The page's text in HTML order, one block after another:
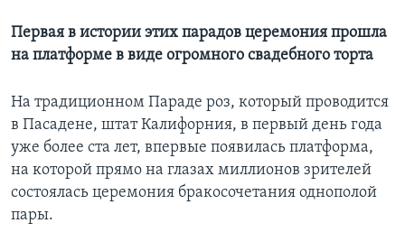
Первая в истории этих парадов церемония прошла
на платформе в виде огромного свадебного торта
На традиционном Параде роз, который проводится
в Пасадене, штат Калифорния, в первый день года
уже более ста лет, впервые появилась платформа,
на которой прямо на глазах миллионов зрителей
состоялась церемония бракосочетания однополой
пары.